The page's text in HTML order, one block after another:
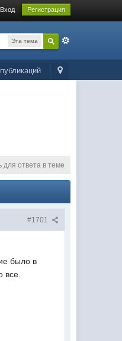
Вход Регистрация
Эта тема
для ответа в теме
#1701
было в
все.